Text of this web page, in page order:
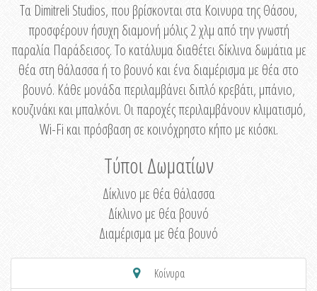
Τα Dimitreli Studios, που βρίσκονται στα Κοινυρα της Θάσου,
προσφέρουν ήσυχη διαμονή μόλις 2 χλμ από την γνωστή
παραλία Παράδεισος. Το κατάλυμα διαθέτει δίκλινα δωμάτια με
θέα στη θάλασσα ή το βουνό και ένα διαμέρισμα με θέα στο
βουνό. Κάθε μονάδα περιλαμβάνει διπλό κρεβάτι, μπάνιο,
κουζινάκι και μπαλκόνι. Οι παροχές περιλαμβάνουν κλιματισμό,
Wi-Fi και πρόσβαση σε κοινόχρηστο κήπο με κιόσκι.
Τύποι Δωματίων
Δίκλινο με θέα θάλασσα
Δίκλινο με θέα βουνό
Διαμέρισμα με θέα βουνό
Κοίνυρα